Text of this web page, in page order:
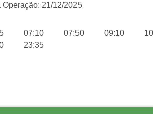
21/12/2025
07:10 07:50 09:10
23:35